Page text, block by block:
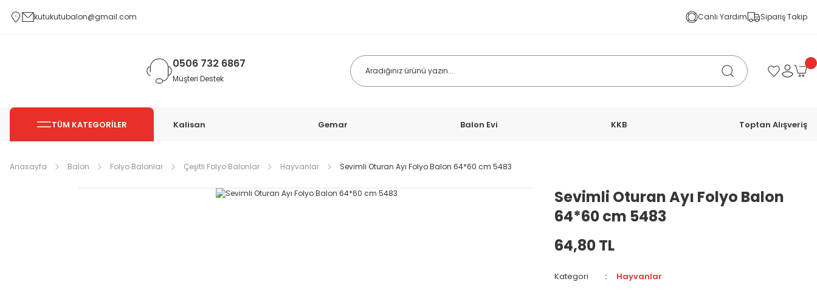
kutukutubalon@gmail.com Canlı Yardım Sipariş Takip
0506 732 6867
Müşteri Destek
TÜM KATEGORİLER Kalisan Gemar Balon Evi KKB Toptan Alışveriş
Anasayfa Balon Folyo Balonlar Çeşitli Folyo Balonlar Hayvanlar Sevimli Oturan Ayı Folyo Balon 64*60 cm 5483
Sevimli Oturan Ayı Folyo Balon
64*60 cm 5483
64,80 TL
Kategori Hayvanlar